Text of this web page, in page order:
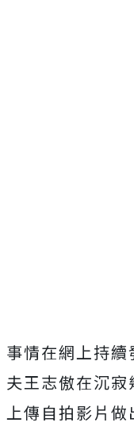
事情在網上持
夫王志傲在沉
上傳自拍影片